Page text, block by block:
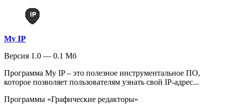
My IP
Версия 1.0 — 0.1 Мб
Программа My IP – это полезное инструментальное ПО,
которое позволяет пользователям узнать свой IP-адрес...
Программы «Графические редакторы»